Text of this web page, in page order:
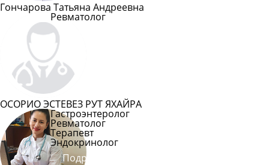
Гончарова Татьяна Андреевна
Ревматолог
ОСОРИО ЭСТЕВЕЗ РУТ ЯХАЙРА
Гастроэнтеролог
Ревматолог
Терапевт
Эндокринолог
Подробнее